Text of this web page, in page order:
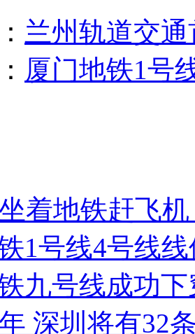
兰州轨道交
厦门地铁1号
着地铁赶飞
1号线4号线线
九号线成功
深圳将有32